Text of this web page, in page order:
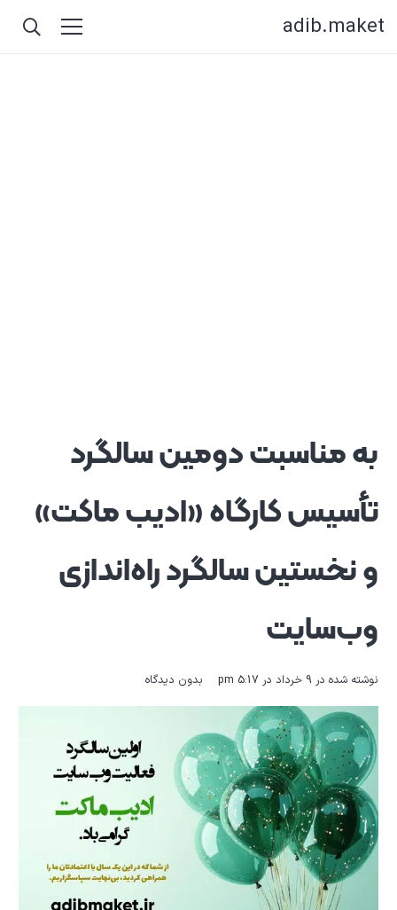
adib.maket
به مناسبت دومین سالگرد
تأسیس کارگاه «ادیب ماکت»
و نخستین سالگرد راه‌اندازی
وب‌سایت
نوشته شده در 9 خرداد در 5:17 pm بدون دیدگاه